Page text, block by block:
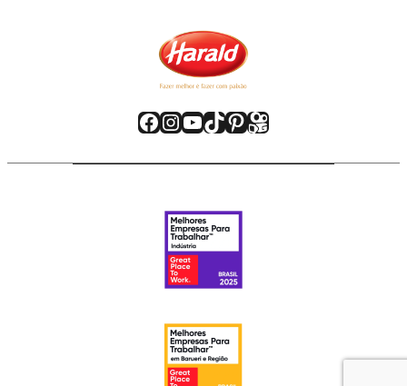
Facebook
Instagram
Youtube
TikTok
Pinterest
Kwai